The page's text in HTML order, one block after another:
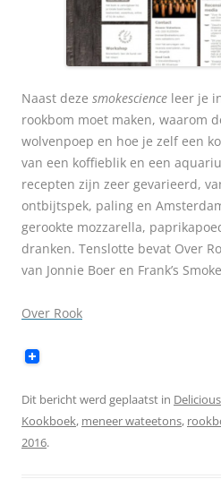
Naast deze smokescience leer je
rookbom moet maken, waarom
wolvenpoep en hoe je zelf een
van een koffieblik en een
recepten zijn zeer gevarieerd,
ontbijtspek, paling en
gerookte mozzarella,
dranken. Tenslotte bevat Over
van Jonnie Boer en Frank’s
Over Rook
Dit bericht werd geplaatst in Delicious
Kookboek, meneer wateetons,
2016.